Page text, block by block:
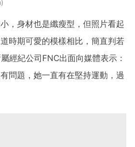
，身材也是纖瘦型，但照片看起
時期可愛的模樣相比，簡直判若
經紀公司FNC出面向媒體表示：
問題，她一直有在堅持運動，過